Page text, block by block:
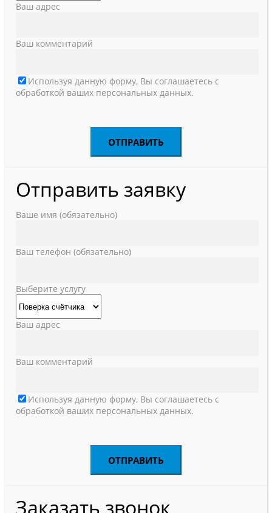
Ваш адрес
Ваш комментарий
Используя данную форму, Вы соглашаетесь с
обработкой ваших персональных данных.
Отправить заявку
Ваше имя (обязательно)
Ваш телефон (обязательно)
Выберите услугу
Ваш адрес
Ваш комментарий
Используя данную форму, Вы соглашаетесь с
обработкой ваших персональных данных.
Заказать звонок